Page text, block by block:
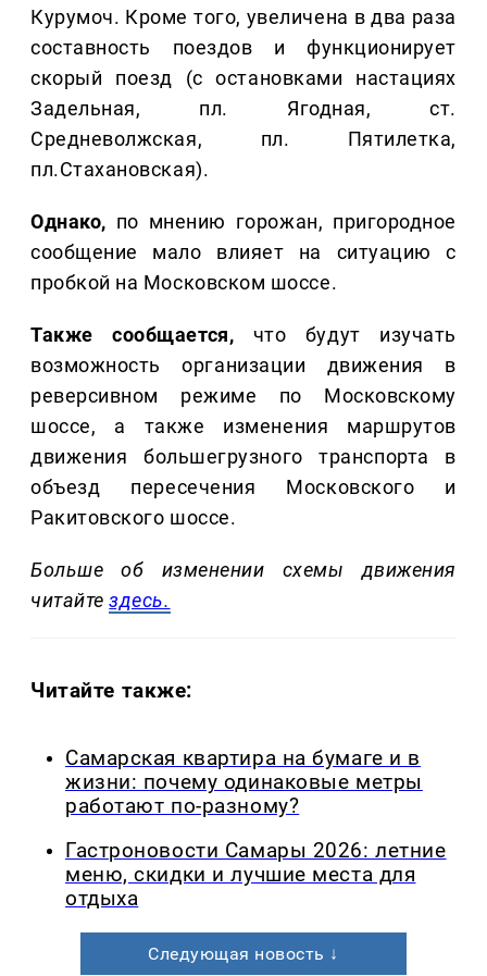
Курумоч. Кроме того, увеличена в два раза
составность поездов и функционирует
скорый поезд (с остановками настациях
Задельная, пл. Ягодная, ст.
Средневолжская, пл. Пятилетка,
пл.Стахановская).
Однако, по мнению горожан, пригородное
сообщение мало влияет на ситуацию с
пробкой на Московском шоссе.
Также сообщается, что будут изучать
возможность организации движения в
реверсивном режиме по Московскому
шоссе, а также изменения маршрутов
движения большегрузного транспорта в
объезд пересечения Московского и
Ракитовского шоссе.
Больше об изменении схемы движения
читайтездесь.
Читайте также:
Самарская квартира на бумаге и в
жизни: почему одинаковые метры
работают по-разному?
Гастроновости Самары 2026: летние
меню, скидки и лучшие места для
отдыха
Следующая новость ↓